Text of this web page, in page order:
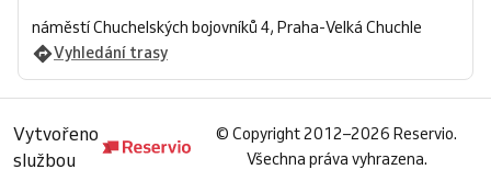
náměstí Chuchelských bojovníků 4, Praha-Velká Chuchle
Vyhledání trasy
Vytvořeno
službou
© Copyright 2012–2026 Reservio.
Všechna práva vyhrazena.